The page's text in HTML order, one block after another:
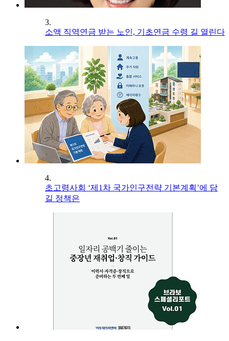
3.
소액 직역연금 받는 노인, 기초연금 수령 길 열린다
4.
초고령사회 ‘제1차 국가인구전략 기본계획’에 담
길 정책은